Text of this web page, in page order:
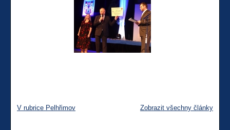
V rubrice Pelhřimov Zobrazit všechny články